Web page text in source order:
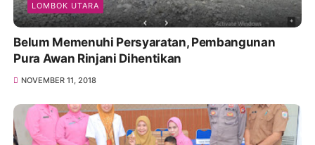
LOMBOK UTARA
Belum Memenuhi Persyaratan, Pembangunan
Pura Awan Rinjani Dihentikan
NOVEMBER 11, 2018